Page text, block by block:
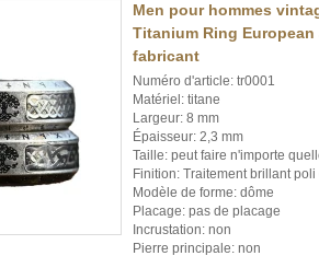
Men pour hommes
Titanium Ring
fabricant
Numéro d'article: tr0001
Matériel: titane
Largeur: 8 mm
Épaisseur: 2,3 mm
Taille: peut faire n'importe
Finition: Traitement brillant poli
Modèle de forme: dôme
Placage: pas de placage
Incrustation: non
Pierre principale: non